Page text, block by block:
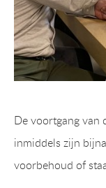
De voortgang van
inmiddels zijn
voorbehoud of